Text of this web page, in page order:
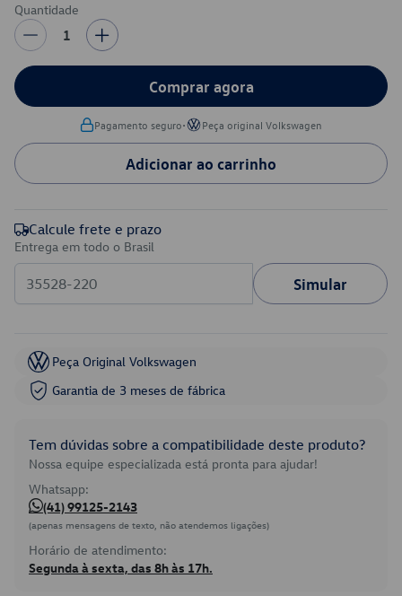
Quantidade
1
Comprar agora
Pagamento seguro• Peça original Volkswagen
Adicionar ao carrinho
Calcule frete e prazo
Entrega em todo o Brasil
Simular
Peça Original Volkswagen
Garantia de 3 meses de fábrica
Tem dúvidas sobre a compatibilidade deste produto?
Nossa equipe especializada está pronta para ajudar!
Whatsapp:
(41) 99125-2143
(apenas mensagens de texto, não atendemos ligações)
Horário de atendimento:
Segunda à sexta, das 8h às 17h.